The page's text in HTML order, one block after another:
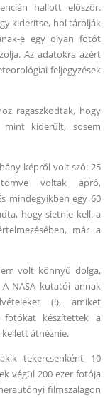
hallott először.
kiderítse, hol tárolják
e egy olyan fotót
Az adatokra azért
feljegyzések
ragaszkodtak, hogy
mint kiderült, sosem
képről volt szó: 25
voltak apró,
mindegyikben egy 60
hogy sietnie kell: a
már a
volt könnyű dolga,
NASA kutatói annak
(!), amiket
fotókat készítettek a
kellett átnéznie.
tekercsenként 10
végül 200 ezer fotója
filmszalagon